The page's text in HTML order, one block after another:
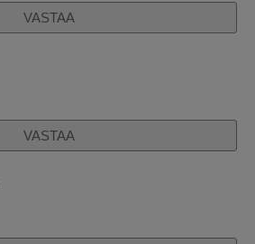
VASTAA
VASTAA